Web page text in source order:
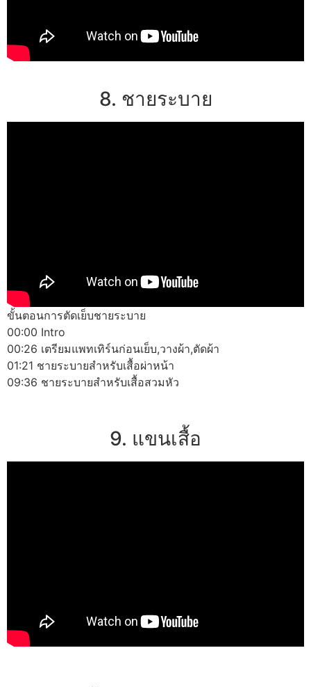
8. ชายระบาย
ขั้นตอนการตัดเย็บชายระบาย
00:00 Intro
00:26 เตรียมแพทเทิร์นก่อนเย็บ,วางผ้า,ตัดผ้า
01:21 ชายระบายสำหรับเสื้อผ่าหน้า
09:36 ชายระบายสำหรับเสื้อสวมหัว
9. แขนเสื้อ